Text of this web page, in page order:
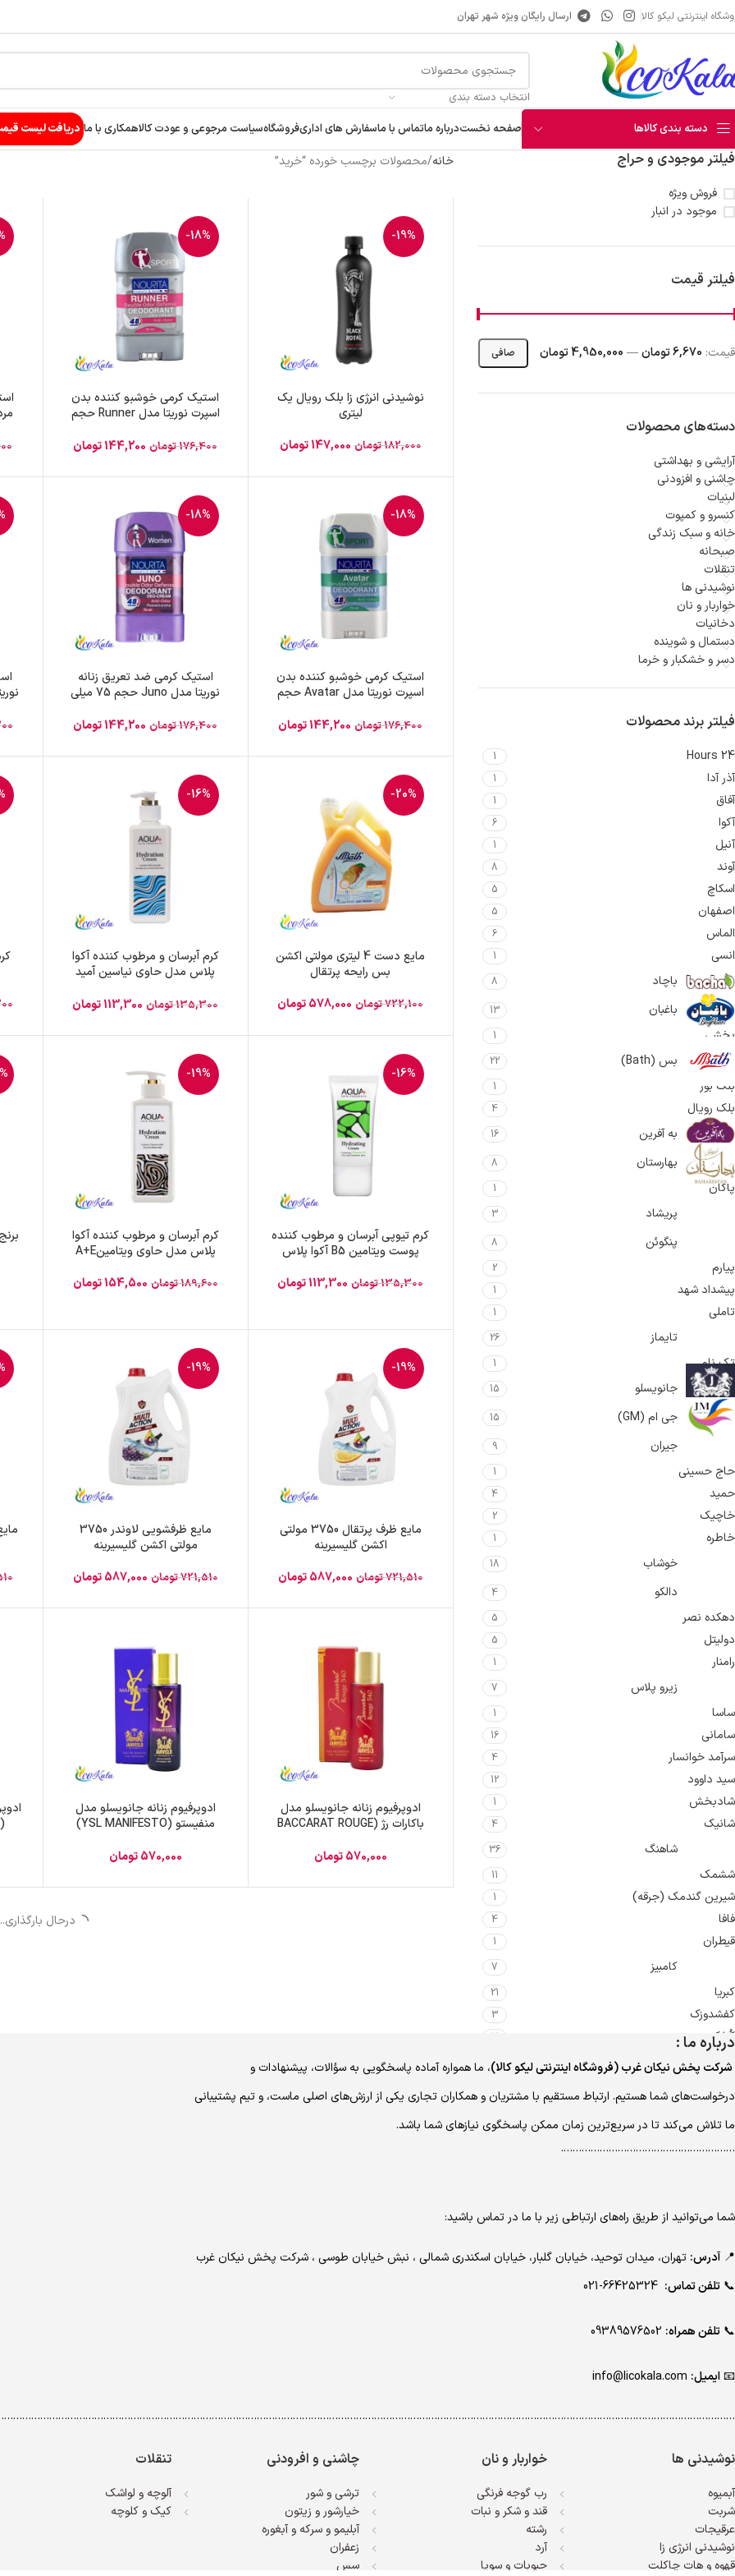
اینترنتی لیکو کالا ارسال رایگان ویژه شهر تهران
انتخاب دسته بندی
دسته بندی کالاها
آبمیوه
شربت
نوشیدنی انرژی زا
صفحه نخستدرباره ماتماس با ماسفارش های اداریفروشگاهسیاست مرجوعی و عودت کالاهمکاری با ما دریافت لیست
فیلتر موجودی و حراج
فروش ویژه
موجود در انبار
فیلتر قیمت
صافی قيمت: 6,670 تومان — 4,950,000 تومان
دسته‌های محصولات
آرایشی و بهداشتی
چاشنی و افزودنی
لبنیات
کنسرو و کمپوت
خانه و سبک زندگی
صبحانه
تنقلات
نوشیدنی ها
خواربار و نان
دخانیات
دستمال و شوینده
دسر و خشکبار و خرما
فیلتر برند محصولات
24 Hours
1
آذر آدا 1
آفاق 1
آکوا 6
آنیل 1
آوند 8
اسکاچ 5
اصفهان 5
الماس 6
انسی 1
باچاد 8
باغبان 13
بخشی 1
بس (Bath) 22
بلک بور 1
بلک رویال 4
به آفرین 16
بهارستان 8
پاکان 1
پریشاد 3
پنگوئن 8
پیارم 2
پیشداد شهد 1
تاملی 1
تایماز 26
تک نام 1
جانویسلو 15
جی ام (GM) 15
جیران 9
حاج حسینی 1
حمید 4
خاچیک 2
خاطره 1
خوشاب 18
دالکو 4
دهکده نصر 5
دولیتل 5
رامنار 1
زیرو پلاس 7
ساسا 1
سامانی 16
سرآمد خوانسار 4
سید داوود 12
شادبخش 1
شانیک 4
شاهنگ 36
ششمک 11
شیرین گندمک (جرقه) 1
فافا 4
قیطران 1
کامبیز 7
کبریا 21
کفشدوزک 3
کُنارک 3
گل بو 3
گلرخ 1
گلوریزه 3
لاوی
مژده 1
من 5
مهبد
نوریتا
هرمود
وایتکس 5
خانه محصولات برچسب خورده “خرید”
-19%
نوشیدنی انرژی زا بلک رویال یک
لیتری
182,000تومان 147,000تومان
-18%
استیک کرمی خوشبو کننده بدن
اسپرت نوریتا مدل Runner حجم
176,400تومان 144,200تومان
-18%
استیک کرمی خوشبو کننده بدن
اسپرت نوریتا مدل Avatar حجم
176,400تومان 144,200تومان
-18%
استیک کرمی ضد تعریق زنانه
نوریتا مدل Juno حجم 75 میلی
176,400تومان 144,200تومان
-20%
مایع دست 4 لیتری مولتی اکشن
بس رایحه پرتقال
722,100تومان 578,000تومان
-16%
کرم آبرسان و مرطوب کننده آکوا
پلاس مدل حاوی نیاسین آمید
135,300تومان 113,300تومان
-16%
کرم تیوپی آبرسان و مرطوب کننده
پوست ویتامین B5 آکوا پلاس
135,300تومان 113,300تومان
-19%
کرم آبرسان و مرطوب کننده آکوا
پلاس مدل حاوی ویتامینA+E
189,600تومان 154,500تومان
-19%
مایع ظرف پرتقال 3750 مولتی
اکشن گلیسیرینه
721,510تومان 587,000 تومان
-19%
مایع ظرفشویی لاوندر 3750
مولتی اکشن گلیسیرینه
721,510تومان 587,000 تومان
ادوپرفیوم زنانه جانویسلو مدل
باکارات رژ (BACCARAT ROUGE
570,000 تومان
ادوپرفیوم زنانه جانویسلو مدل
منفیستو (YSL MANIFESTO)
570,000 تومان
(ALIEN) حجم 35 میلی لیتر
درحال
درباره ما :
شرکت پخش نیکان غرب (فروشگاه اینترنتی لیکو کالا)، ما همواره آماده پاسخگویی به سؤالات، پیشنهادات و
درخواست‌های شما هستیم. ارتباط مستقیم با مشتریان و همکاران تجاری یکی از ارزش‌های اصلی ماست، و تیم پشتیبانی
ما تلاش می‌کند تا در سریع‌ترین زمان ممکن پاسخگوی نیازهای شما باشد.
………………………………………………….
شما می‌توانید از طریق راه‌های ارتباطی زیر با ما در تماس باشید:
📍 آدرس: تهران، میدان توحید، خیابان گلبار، خیابان اسکندری شمالی ، نبش خیابان طوسی ، شرکت پخش نیکان غرب
📞 تلفن تماس:
📞 تلفن همراه:
📧ایمیل:
نوشیدنی ها
آبمیوه
شربت
عرقیجات
نوشیدنی انرژی زا
قهوه و هات چاکلت
خواربار و نان
رب گوجه فرنگی
قند و شکر و نبات
رشته
آرد
حبوبات و سویا
چاشنی و افرودنی
ترشی و شور
خیارشور و زیتون
آبلیمو و سرکه و آبغوره
زعفران
سس
تنقلات
آلوچه و لواشک
کیک و کلوچه